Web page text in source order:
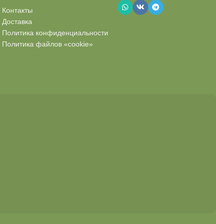
Контакты
Доставка
Политика конфиденциальности
Политика файлов «cookie»